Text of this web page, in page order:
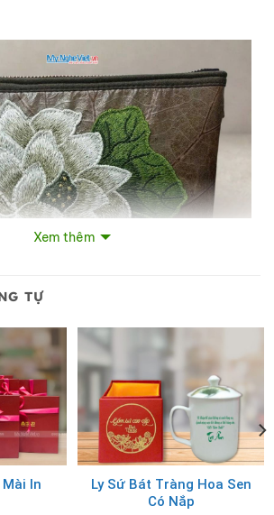
Xem thêm
TỰ
In
Ly Sứ Bát Tràng Hoa Sen
Có Nắp